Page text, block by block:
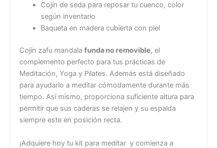
Cojín de seda para reposar tu cuenco, color
según inventario
Baqueta en madera cubierta con piel
Cojín zafu mandala funda no removible, el
complemento perfecto para tus prácticas de
Meditación, Yoga y Pilates. Además está diseñado
para ayudarlo a meditar cómodamente durante más
tiempo. Así mismo, proporciona suficiente altura para
permitir que sus caderas se relajen y su espalda
siempre este en posición recta.
¡Adquiere hoy tu kit para meditar y comienza a